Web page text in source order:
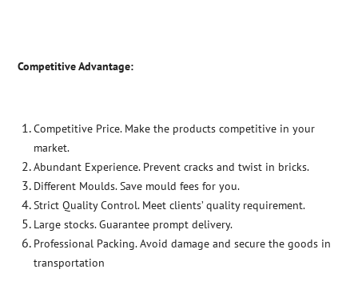
Competitive Advantage:
Competitive Price. Make the products competitive in your
market.
Abundant Experience. Prevent cracks and twist in bricks.
Different Moulds. Save mould fees for you.
Strict Quality Control. Meet clients’ quality requirement.
Large stocks. Guarantee prompt delivery.
Professional Packing. Avoid damage and secure the goods in
transportation